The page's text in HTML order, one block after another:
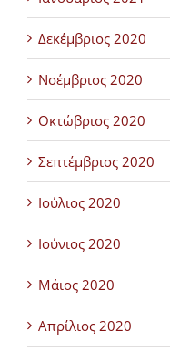
Δεκέμβριος 2020
Νοέμβριος 2020
Οκτώβριος 2020
Σεπτέμβριος 2020
Ιούλιος 2020
Ιούνιος 2020
Μάιος 2020
Απρίλιος 2020